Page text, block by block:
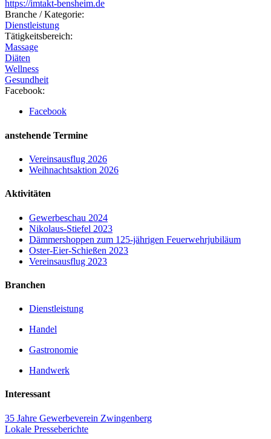
https://imtakt-bensheim.de
Branche / Kategorie:
Dienstleistung
Tätigkeitsbereich:
Massage
Diäten
Wellness
Gesundheit
Facebook:
Facebook
anstehende Termine
Vereinsausflug 2026
Weihnachtsaktion 2026
Aktivitäten
Gewerbeschau 2024
Nikolaus-Stiefel 2023
Dämmershoppen zum 125-jährigen Feuerwehrjubiläum
Oster-Eier-Schießen 2023
Vereinsausflug 2023
Branchen
Dienstleistung
Handel
Gastronomie
Handwerk
Interessant
35 Jahre Gewerbeverein Zwingenberg
Lokale Presseberichte